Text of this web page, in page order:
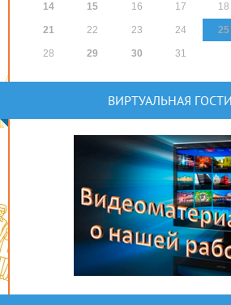
14 15 16 17 18
21 22 23 24 25
28 29 30 31
ВИРТУАЛЬНАЯ